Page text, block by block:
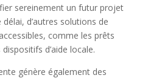
sereinement un futur projet
d’autres solutions de
comme les prêts
d’aide locale.
génère également des